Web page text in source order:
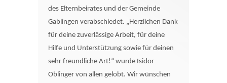
des Elternbeirates und der Gemeinde
Gablingen verabschiedet. „Herzlichen Dank
für deine zuverlässige Arbeit, für deine
Hilfe und Unterstützung sowie für deinen
sehr freundliche Art!“ wurde Isidor
Oblinger von allen gelobt. Wir wünschen